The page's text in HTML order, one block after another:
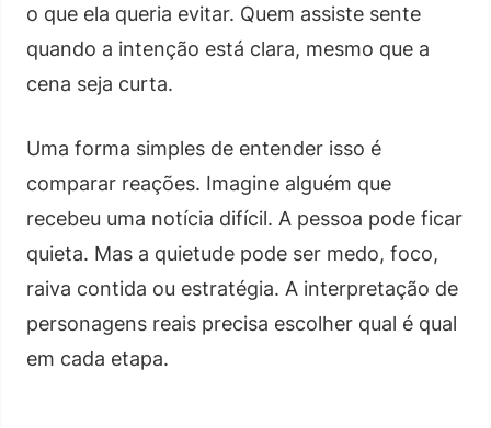
o que ela queria evitar. Quem assiste sente
quando a intenção está clara, mesmo que a
cena seja curta.
Uma forma simples de entender isso é
comparar reações. Imagine alguém que
recebeu uma notícia difícil. A pessoa pode ficar
quieta. Mas a quietude pode ser medo, foco,
raiva contida ou estratégia. A interpretação de
personagens reais precisa escolher qual é qual
em cada etapa.